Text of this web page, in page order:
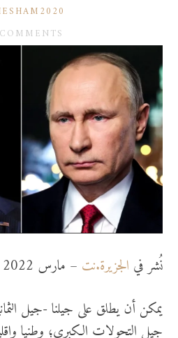
نُشر في الجزيرة.نت – مارس 2022
يمكن أن يطلق على جيلنا -جيل
جيل التحولات الكبري؛ وطنيا